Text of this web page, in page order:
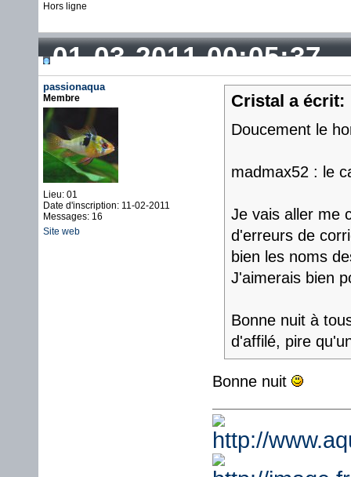
Hors ligne
01-03-2011 00:05:37
passionaqua
Membre
Lieu: 01
Date d'inscription: 11-02-2011
Messages: 16
Site web
Cristal a écrit:
Doucement le
madmax52 : le
Je vais aller me
d'erreurs de
bien les noms
J'aimerais bien
Bonne nuit à
d'affilé, pire
Bonne nuit